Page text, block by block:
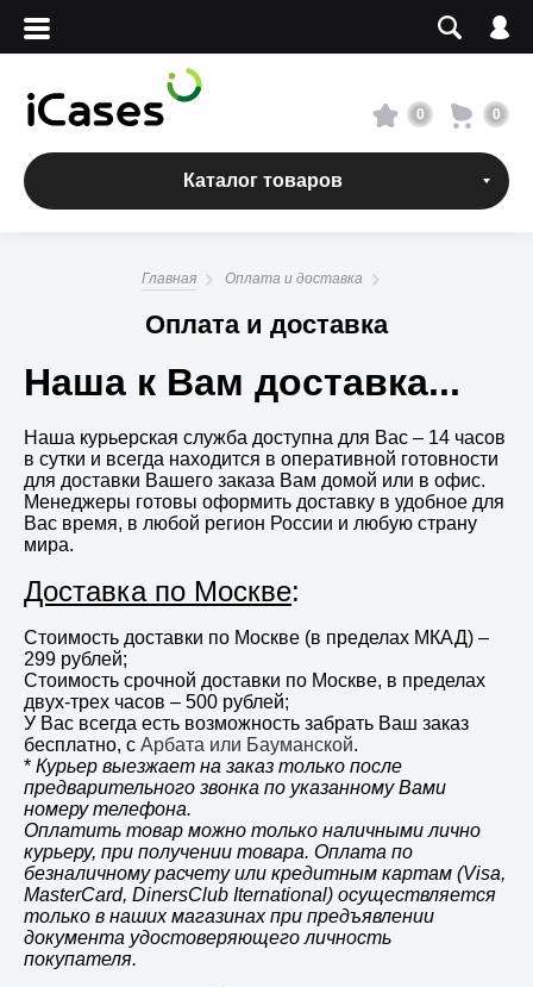
Вход
Сервисный центр
О магазине
Вакансии
+7 495 960-31-54
+7 800 500-31-47
0 0
Каталог товаров
Главная Оплата и доставка
Оплата и доставка
Наша к Вам доставка...
Наша курьерская служба доступна для Вас – 14 часов
в сутки и всегда находится в оперативной готовности
для доставки Вашего заказа Вам домой или в офис.
Менеджеры готовы оформить доставку в удобное для
Вас время, в любой регион России и любую страну
мира.
Доставка по Москве:
Стоимость доставки по Москве (в пределах МКАД) –
299 рублей;
Стоимость срочной доставки по Москве, в пределах
двух-трех часов – 500 рублей;
У Вас всегда есть возможность забрать Ваш заказ
бесплатно, с Арбата или Бауманской.
* Курьер выезжает на заказ только после
предварительного звонка по указанному Вами
номеру телефона.
Оплатить товар можно только наличными лично
курьеру, при получении товара. Оплата по
безналичному расчету или кредитным картам (Visa,
MasterCard, DinersClub Iternational) осуществляется
только в наших магазинах при предъявлении
документа удостоверяющего личность
покупателя.